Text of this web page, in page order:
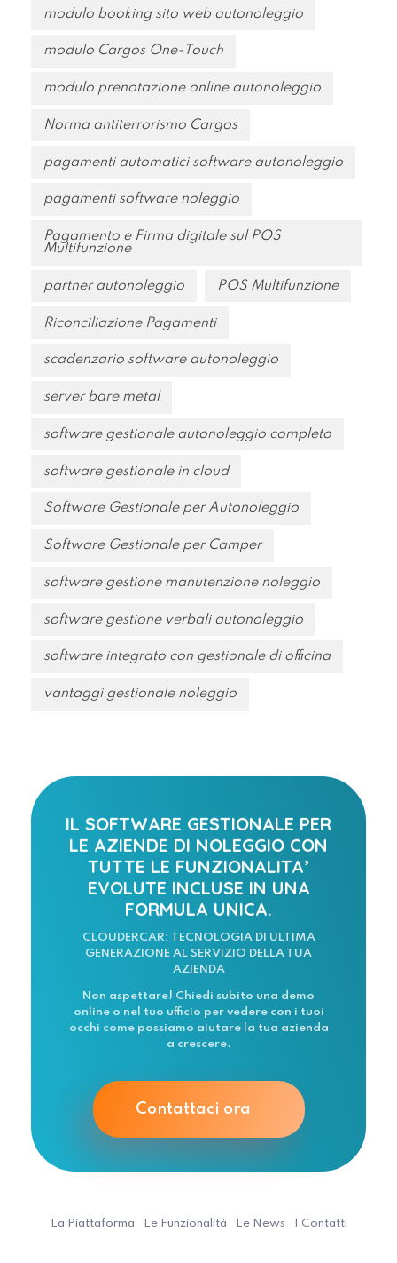
modulo booking sito web autonoleggio
modulo Cargos One-Touch
modulo prenotazione online autonoleggio
Norma antiterrorismo Cargos
pagamenti automatici software autonoleggio
pagamenti software noleggio
Pagamento e Firma digitale sul POS
Multifunzione
partner autonoleggio POS Multifunzione
Riconciliazione Pagamenti
scadenzario software autonoleggio
server bare metal
software gestionale autonoleggio completo
software gestionale in cloud
Software Gestionale per Autonoleggio
Software Gestionale per Camper
software gestione manutenzione noleggio
software gestione verbali autonoleggio
software integrato con gestionale di officina
vantaggi gestionale noleggio
IL SOFTWARE GESTIONALE PER
LE AZIENDE DI NOLEGGIO CON
TUTTE LE FUNZIONALITA’
EVOLUTE INCLUSE IN UNA
FORMULA UNICA.
CLOUDERCAR: TECNOLOGIA DI ULTIMA
GENERAZIONE AL SERVIZIO DELLA TUA
AZIENDA
Non aspettare! Chiedi subito una demo
online o nel tuo ufficio per vedere con i tuoi
occhi come possiamo aiutare la tua azienda
a crescere.
Contattaci ora
La Piattaforma Le Funzionalità Le News I Contatti